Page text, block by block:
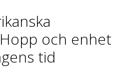
och enhet
tid